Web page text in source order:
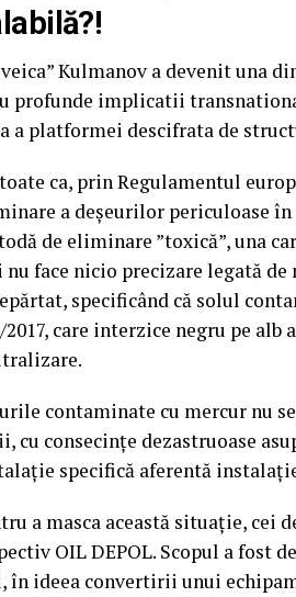
Kulmanov a devenit una
profunde implicatii
a platformei descifrata de
ca, prin Regulamentul
a deșeurilor periculoase în
de eliminare ”toxică”, una
nu face nicio precizare legată
specificând că solul
2017, care interzice negru pe
contaminate cu mercur nu
cu consecințe dezastruoase
specifică aferentă
a masca această situație, cei
OIL DEPOL. Scopul a fost
în ideea convertirii unui